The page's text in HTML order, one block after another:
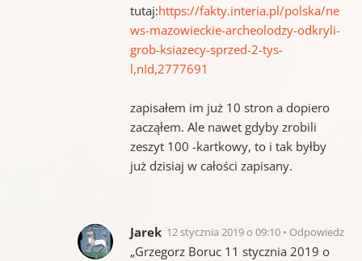
tutaj:https://fakty.interia.pl/polska/ne
ws-mazowieckie-archeolodzy-odkryli-
grob-ksiazecy-sprzed-2-tys-
l,nId,2777691
zapisałem im już 10 stron a dopiero
zacząłem. Ale nawet gdyby zrobili
zeszyt 100 -kartkowy, to i tak byłby
już dzisiaj w całości zapisany.
Jarek 12 stycznia 2019 o 09:10 Odpowiedz
„Grzegorz Boruc 11 stycznia 2019 o